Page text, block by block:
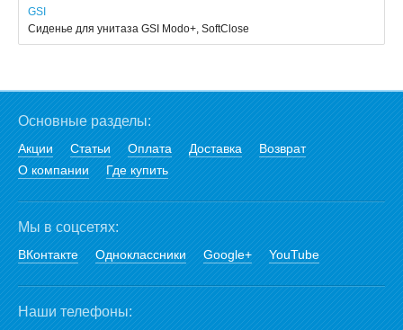
GSI
Сиденье для унитаза GSI Modo+, SoftClose
Основные разделы:
Акции Статьи Оплата Доставка
Возврат
О компании
Где купить
Мы в соцсетях:
ВКонтакте Одноклассники Google+ YouTube
Наши телефоны: